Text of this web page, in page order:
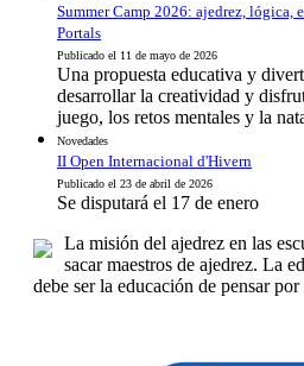
Summer Camp 2026: ajedrez, lógica,
Portals
Publicado el 11 de mayo de 2026
Una propuesta educativa y
desarrollar la creatividad y
juego, los retos mentales y la
Novedades
II Open Internacional d'Hivern
Publicado el 23 de abril de 2026
Se disputará el 17 de enero
La misión del ajedrez en las
sacar maestros de ajedrez. La
debe ser la educación de pensar